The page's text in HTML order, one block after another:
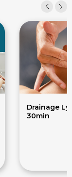
Drainage
30min